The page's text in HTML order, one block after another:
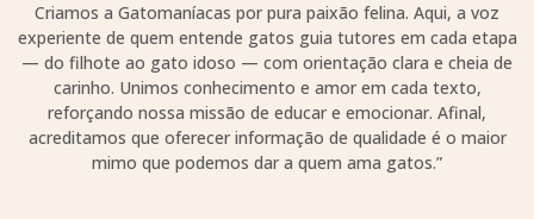
Criamos a Gatomaníacas por pura paixão felina. Aqui, a voz
experiente de quem entende gatos guia tutores em cada etapa
— do filhote ao gato idoso — com orientação clara e cheia de
carinho. Unimos conhecimento e amor em cada texto,
reforçando nossa missão de educar e emocionar. Afinal,
acreditamos que oferecer informação de qualidade é o maior
mimo que podemos dar a quem ama gatos.”